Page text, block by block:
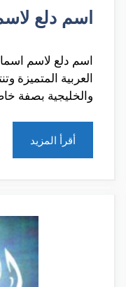
اسم دلع
اسم دلع لاسم
العربية المتميزة
والخليجية بصفة
أقرأ المزيد